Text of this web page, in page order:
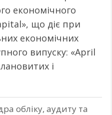
економічного
що діє при
економічних
випуску: «April
і
обліку, аудиту та